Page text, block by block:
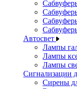
Автосвет
Лампы
Лампы
Лампы
Сигнализации
Сирены